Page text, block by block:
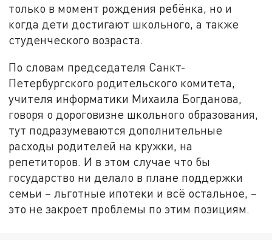
только в момент рождения ребёнка, но и
когда дети достигают школьного, а также
студенческого возраста.
По словам председателя Санкт-
Петербургского родительского комитета,
учителя информатики Михаила Богданова,
говоря о дороговизне школьного образования,
тут подразумеваются дополнительные
расходы родителей на кружки, на
репетиторов. И в этом случае что бы
государство ни делало в плане поддержки
семьи – льготные ипотеки и всё остальное, –
это не закроет проблемы по этим позициям.